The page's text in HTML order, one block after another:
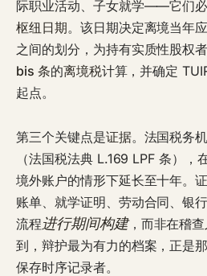
际职业活动、子女就学——它们
枢纽日期。该日期决定离境当年
之间的划分，为持有实质性股权
bis 条的离境税计算，并确定
起点。
第三个关键点是证据。法国税务
（法国税法典 L.169 LPF 条），
境外账户的情形下延长至十年
账单、就学证明、劳动合同、
流程进行期间构建，而非在稽查
到，辩护最为有力的档案，正是
保存时序记录者。